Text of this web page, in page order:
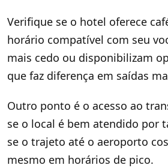
Verifique se o hotel oferece
horário compatível com seu
mais cedo ou disponibilizam
que faz diferença em saídas
Outro ponto é o acesso ao
se o local é bem atendido por
se o trajeto até o aeroporto
mesmo em horários de pico.